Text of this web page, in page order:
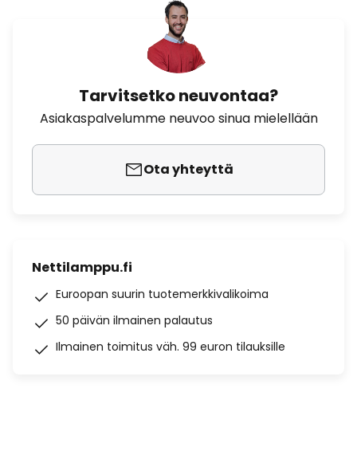
Tarvitsetko neuvontaa?
Asiakaspalvelumme neuvoo sinua mielellään
Ota yhteyttä
Nettilamppu.fi
Euroopan suurin tuotemerkkivalikoima
50 päivän ilmainen palautus
Ilmainen toimitus väh. 99 euron tilauksille